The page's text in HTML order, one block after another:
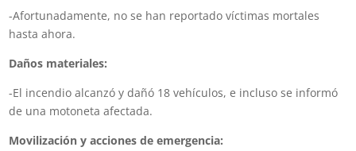
-Afortunadamente, no se han reportado víctimas mortales
hasta ahora.
Daños materiales:
-El incendio alcanzó y dañó 18 vehículos, e incluso se informó
de una motoneta afectada.
Movilización y acciones de emergencia: